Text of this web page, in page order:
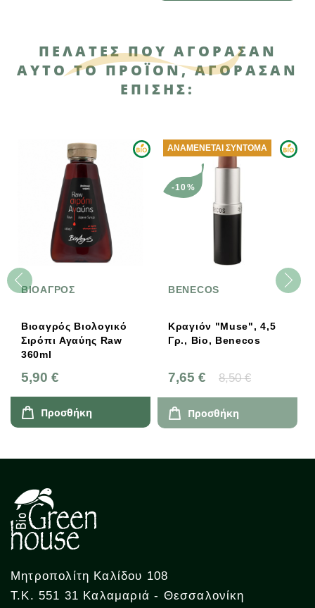
ΠΕΛΆΤΕΣ ΠΟΥ ΑΓΌΡΑΣΑΝ
ΑΥΤΌ ΤΟ ΠΡΟΪΌΝ, ΑΓΌΡΑΣΑΝ
ΕΠΊΣΗΣ:
ΒΙΟΑΓΡΟΣ
Βιοαγρός Βιολογικό
Σιρόπι Αγαύης Raw
360ml
5,90 €
Προσθήκη
BENECOS
Κραγιόν "Muse", 4,5
Γρ., Bio, Benecos
7,65 € 8,50 €
ΑΝΑΜΈΝΕΤΑΙ ΣΎΝΤΟΜΑ
-10%
Προσθήκη
Μητροπολίτη Καλίδου 108
Τ.Κ. 551 31 Καλαμαριά - Θεσσαλονίκη